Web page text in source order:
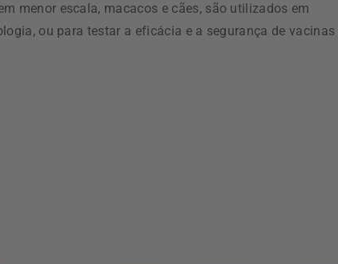
menor escala, macacos e cães, são utilizados em
ou para testar a eficácia e a segurança de vacinas